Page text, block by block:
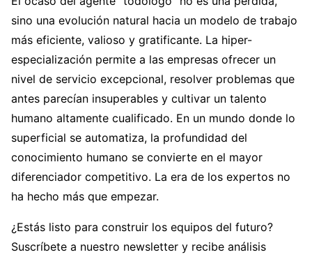
sino una evolución natural hacia un modelo de trabajo
más eficiente, valioso y gratificante. La hiper-
especialización permite a las empresas ofrecer un
nivel de servicio excepcional, resolver problemas que
antes parecían insuperables y cultivar un talento
humano altamente cualificado. En un mundo donde lo
superficial se automatiza, la profundidad del
conocimiento humano se convierte en el mayor
diferenciador competitivo. La era de los expertos no
ha hecho más que empezar.
¿Estás listo para construir los equipos del futuro?
Suscríbete a nuestro newsletter y recibe análisis